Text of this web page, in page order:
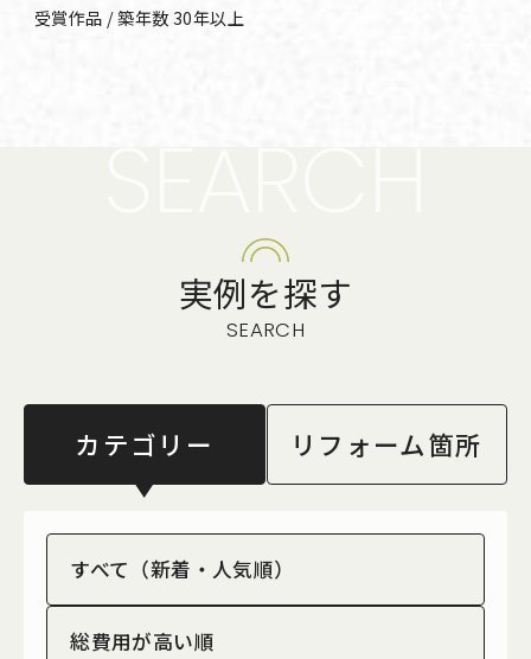
受賞作品 / 築年数 30年以上
実例を探す
SEARCH
カテゴリー リフォーム箇所
すべて（新着・人気順）
総費用が高い順